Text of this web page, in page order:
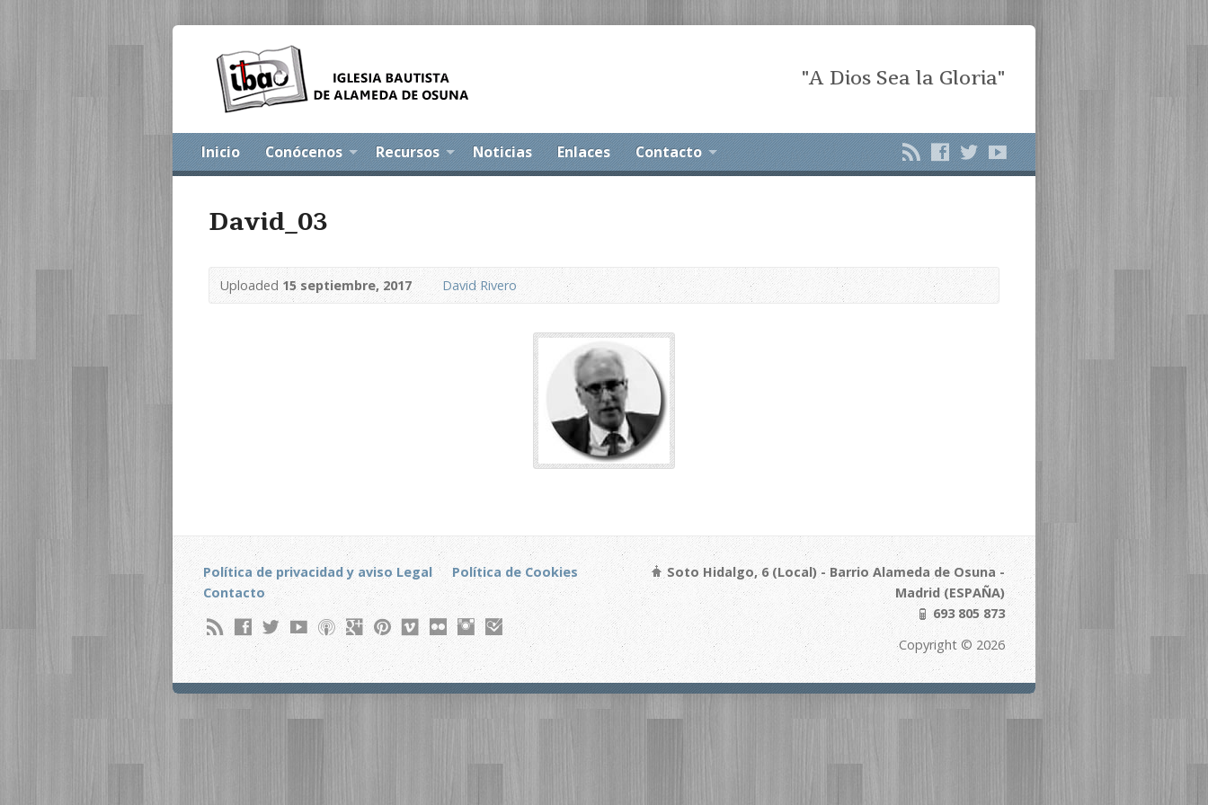
"A Dios Sea la Gloria"
Inicio Conócenos Recursos Noticias Enlaces Contacto
David_03
Uploaded 15 septiembre, 2017 David Rivero
Política de privacidad y aviso Legal
Política de Cookies
Contacto
Soto Hidalgo, 6 (Local) - Barrio Alameda de Osuna -
Madrid (ESPAÑA)
693 805 873
Copyright © 2026